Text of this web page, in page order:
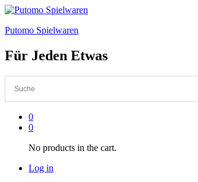
Putomo Spielwaren
Für Jeden Etwas
0
0
No products in the cart.
Log in